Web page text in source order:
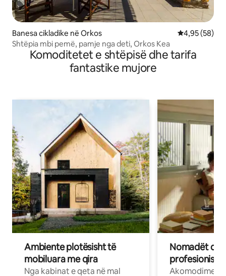
Banesa cikladike në Orkos Vlerësimi
4,95 (58)
Shtëpia mbi pemë, pamje nga deti, Orkos Kea
Komoditetet e shtëpisë dhe tarifa
fantastike mujore
Ambiente plotësisht të
mobiluara me qira
Nga kabinat e qeta në mal
Nomadët
Akomodime